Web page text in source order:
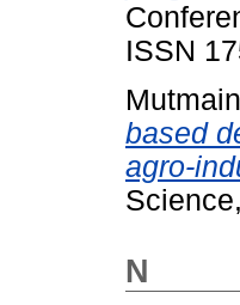
ISSN
based
agro-
N